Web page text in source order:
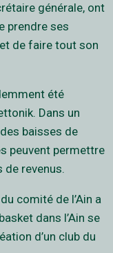
générale, ont
prendre ses
de faire tout son
été
Dans un
baisses de
peuvent permettre
de revenus.
comité de l’Ain a
dans l’Ain se
d’un club du